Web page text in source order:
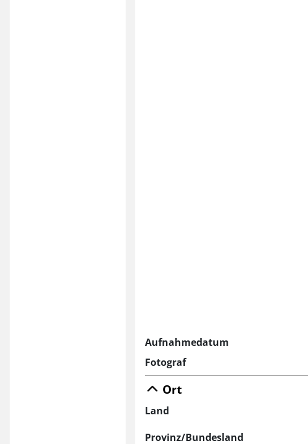
Aufnahmedatum
Fotograf
Ort
Land
Provinz/Bundesland